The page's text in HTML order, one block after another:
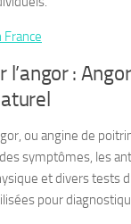
France
l’angor :
ou angine de
symptômes, les
et divers tests
pour